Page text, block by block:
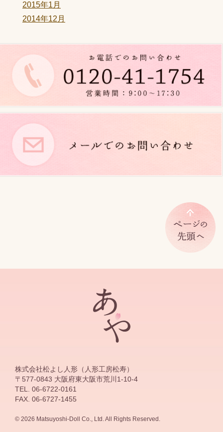
2015年1月
2014年12月
株式会社松よし人形（人形工房松寿）
〒577-0843 大阪府東大阪市荒川1-10-4
TEL. 06-6722-0161
FAX. 06-6727-1455
© 2026 Matsuyoshi-Doll Co., Ltd. All Rights Reserved.